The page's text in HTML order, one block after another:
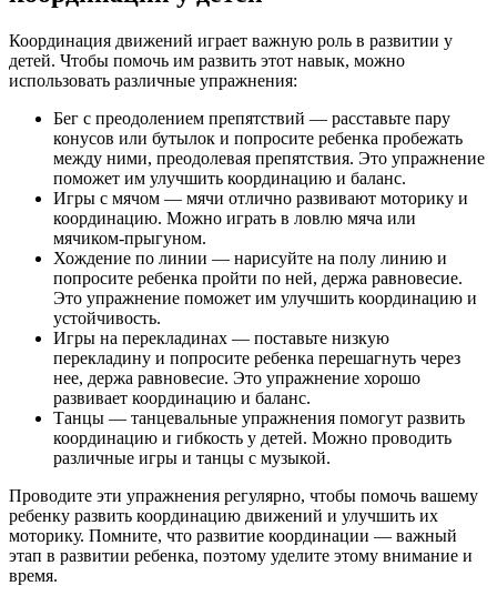
Координация движений играет важную роль в развитии у
детей. Чтобы помочь им развить этот навык, можно
использовать различные упражнения:
Бег с преодолением препятствий — расставьте пару
конусов или бутылок и попросите ребенка пробежать
между ними, преодолевая препятствия. Это упражнение
поможет им улучшить координацию и баланс.
Игры с мячом — мячи отлично развивают моторику и
координацию. Можно играть в ловлю мяча или
мячиком-прыгуном.
Хождение по линии — нарисуйте на полу линию и
попросите ребенка пройти по ней, держа равновесие.
Это упражнение поможет им улучшить координацию и
устойчивость.
Игры на перекладинах — поставьте низкую
перекладину и попросите ребенка перешагнуть через
нее, держа равновесие. Это упражнение хорошо
развивает координацию и баланс.
Танцы — танцевальные упражнения помогут развить
координацию и гибкость у детей. Можно проводить
различные игры и танцы с музыкой.
Проводите эти упражнения регулярно, чтобы помочь вашему
ребенку развить координацию движений и улучшить их
моторику. Помните, что развитие координации — важный
этап в развитии ребенка, поэтому уделите этому внимание и
время.